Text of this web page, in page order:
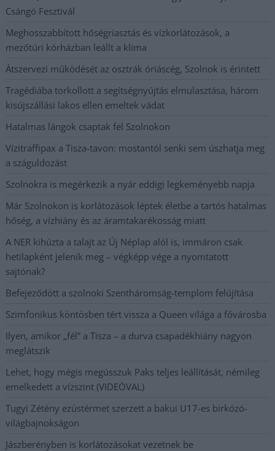
Csángó Fesztivál
Meghosszabbított hőségriasztás és vízkorlátozások, a
mezőtúri kórházban leállt a klíma
Átszervezi működését az osztrák óriáscég, Szolnok is érintett
Tragédiába torkollott a segítségnyújtás elmulasztása, három
kisújszállási lakos ellen emeltek vádat
Hatalmas lángok csaptak fel Szolnokon
Vízitraffipax a Tisza-tavon: mostantól senki sem úszhatja meg
a száguldozást
Szolnokra is megérkezik a nyár eddigi legkeményebb napja
Már Szolnokon is korlátozások léptek életbe a tartós hatalmas
hőség, a vízhiány és az áramtakarékosság miatt
A NER kihúzta a talajt az Új Néplap alól is, immáron csak
hetilapként jelenik meg – végképp vége a nyomtatott
sajtónak?
Befejeződött a szolnoki Szentháromság-templom felújítása
Szimfonikus köntösben tért vissza a Queen világa a fővárosba
Ilyen, amikor „fél” a Tisza – a durva csapadékhiány nagyon
meglátszik
Lehet, hogy mégis megússzuk Paks teljes leállítását, némileg
emelkedett a vízszint (VIDEÓVAL)
Tugyi Zétény ezüstérmet szerzett a bakui U17-es birkózó-
világbajnokságon
Jászberényben is korlátozásokat vezetnek be